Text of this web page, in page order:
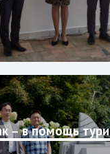
– в помощь